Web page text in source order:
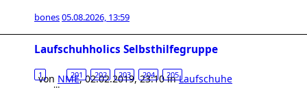
bones05.08.2026, 13:59
Laufschuhholics Selbsthilfegruppe
1
…
201 202 203 204 205
von NME,02.02.2019, 23:10inLaufschuhe